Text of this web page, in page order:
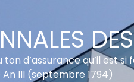
ton d’assurance qu’il est
III (septembre 1794)